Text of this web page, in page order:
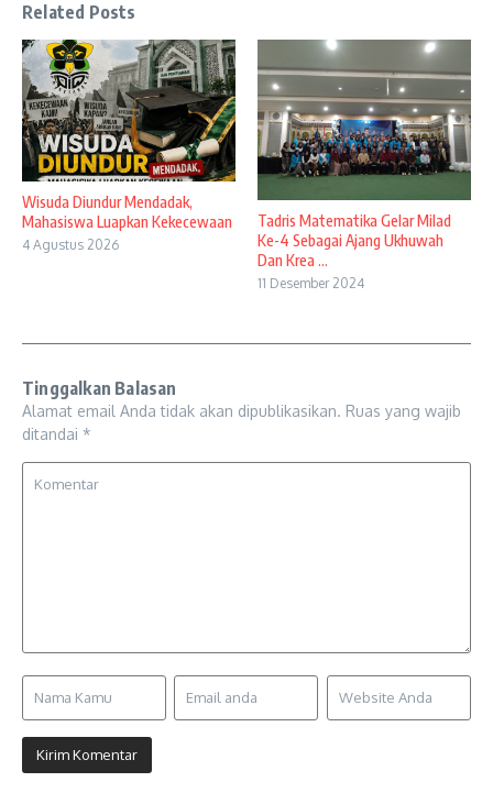
Related Posts
Wisuda Diundur Mendadak,
Mahasiswa Luapkan Kekecewaan
4 Agustus 2026
Tadris Matematika Gelar Milad
Ke-4 Sebagai Ajang Ukhuwah
Dan Krea ...
11 Desember 2024
Tinggalkan Balasan
Alamat email Anda tidak akan dipublikasikan. Ruas yang wajib
ditandai *